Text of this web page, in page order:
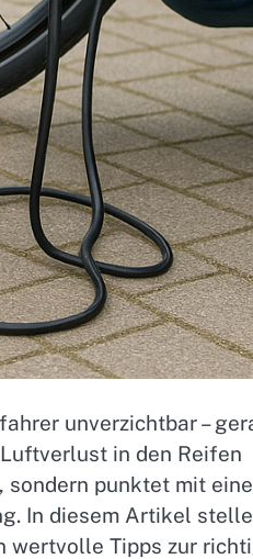
unverzichtbar –
in den Reifen
, sondern punktet mit
In diesem Artikel
wertvolle Tipps zur